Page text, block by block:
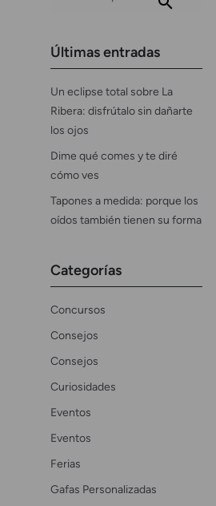
Últimas entradas
Un eclipse total sobre La
Ribera: disfrútalo sin dañarte
los ojos
Dime qué comes y te diré
cómo ves
Tapones a medida: porque los
oídos también tienen su forma
Categorías
Concursos
Consejos
Consejos
Curiosidades
Eventos
Eventos
Ferias
Gafas Personalizadas